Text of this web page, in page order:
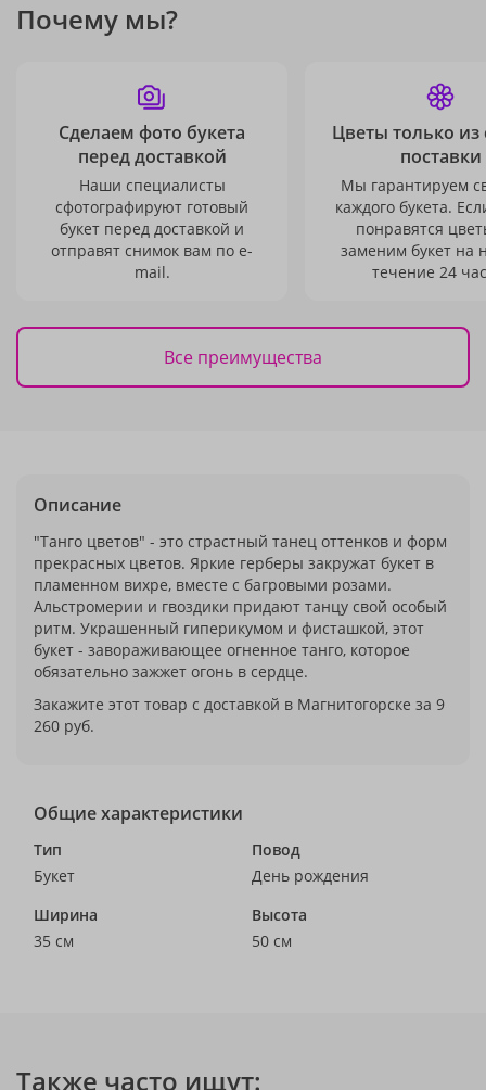
Почему мы?
Сделаем фото букета
перед доставкой
Наши специалисты
сфотографируют готовый
букет перед доставкой и
отправят снимок вам по e-
mail.
Цветы только из
поставки
Мы гарантируем
каждого букета.
понравятся
заменим букет на
течение 24
Все преимущества
Описание
"Танго цветов" - это страстный танец оттенков и форм
прекрасных цветов. Яркие герберы закружат букет в
пламенном вихре, вместе с багровыми розами.
Альстромерии и гвоздики придают танцу свой особый
ритм. Украшенный гиперикумом и фисташкой, этот
букет - завораживающее огненное танго, которое
обязательно зажжет огонь в сердце.
Закажите этот товар с доставкой в Магнитогорске за 9
260 руб.
Общие характеристики
Тип
Букет
Повод
День рождения
Ширина
35 см
Высота
50 см
Также часто ищут: